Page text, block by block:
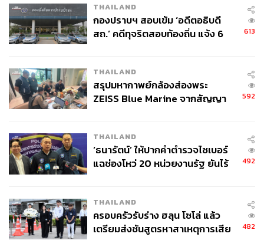
Misozuke Hamachi (550 บาท) เพิ่ม Ikura (90 บาท)
เมนูที่เป็นไฮไลต์ของ OKONOMI คือชุดอาหารเช้าแบบญี่ปุ่น
ดั้งเดิมที่เสิร์ฟตั้งแต่เวลา 08.00-11.00 น. ชุดอาหารเช้าแบบนี้
เรียกว่า ‘อิจิจู ซันไซ’ แปลว่า ‘ซุปหนึ่ง กับข้าวสาม’ เป็นอาหาร
เช้าแบบญี่ปุ่นดั้งเดิมที่คิดค้นจับคู่ขึ้นมาเพื่อให้ได้สารอาหาร
ดี ทั้งคาร์โบไฮเดรต​จากข้าวสวย โปรตีนและไขมันจากไข่
และเนื้อสัตว์ในจานหลัก วิตามินและเกลือแร่จากผักในจาน
เคียงอีกสองจาน ที่มักจะเป็นผักดองแบบญี่ปุ่น เป็นอาหารที่
THAILAND
กองปราบฯ สอบเข้ม ‘อดีตอธิบดี
สถ.’ คดีทุจริตสอบท้องถิ่น แจ้ง 6
613
THAILAND
สรุปมหากาพย์กล้องส่องพระ
ZEISS Blue Marine จากสัญญา
จ่ายหนี้-แอบระบุแบรนด์
592
THAILAND
‘ธนารัตน์’ ให้ปากคำตำรวจไซเบอร์
แฉช่องโหว่ 20 หน่วยงานรัฐ ยันไร้
492
THAILAND
ครอบครัวรับร่าง ฮลุน โซโล่ แล้ว
เตรียมส่งชันสูตรหาสาเหตุการเสีย
482